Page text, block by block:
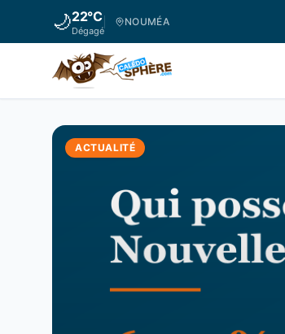
🌙22°C
Dégagé
NOUMÉA
ACTUALITÉ